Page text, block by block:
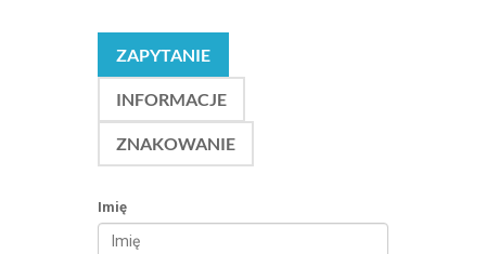
ZAPYTANIE
INFORMACJE
ZNAKOWANIE
Imię